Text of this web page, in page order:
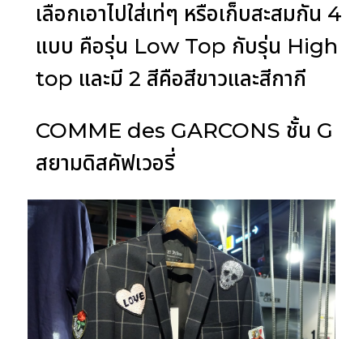
เลือกเอาไปใส่เท่ๆ หรือเก็บสะสมกัน 4
แบบ คือรุ่น Low Top กับรุ่น High
top และมี 2 สีคือสีขาวและสีกากี
COMME des GARCONS ชั้น G
สยามดิสคัฟเวอรี่